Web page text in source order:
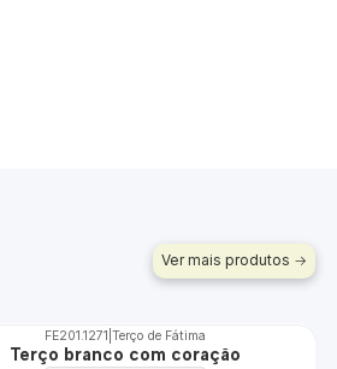
Ver mais produtos
FE201.1271 |Terço de Fátima
Terço branco com coração